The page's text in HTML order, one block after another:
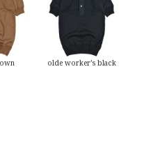
olde worker’s black